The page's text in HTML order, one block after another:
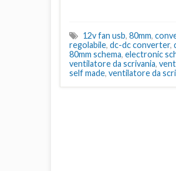
12v fan usb, 80mm,
regolabile, dc-dc converter,
80mm schema, electronic
ventilatore da scrivania,
self made, ventilatore da